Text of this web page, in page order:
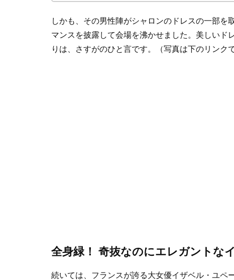
しかも、その男性陣がシャロンのドレスの一部
マンスを披露して会場を沸かせました。美しいド
りは、さすがのひと言です。（写真は下のリンク
全身緑！ 奇抜なのにエレガントな
続いては、フランスが誇る大女優イザベル・ユペ